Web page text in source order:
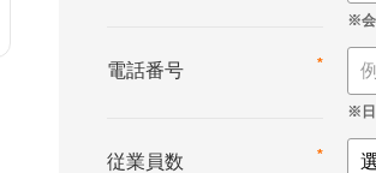
*
電話番号
*
従業員数